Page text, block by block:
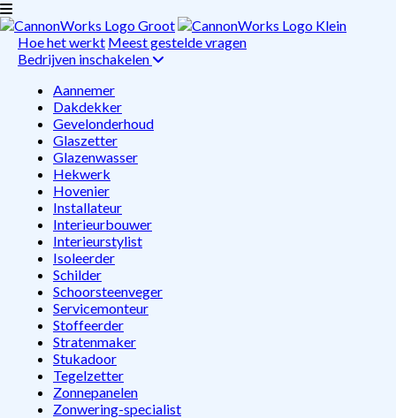
Hoe het werkt Meest gestelde vragen
Bedrijven inschakelen
Aannemer
Dakdekker
Gevelonderhoud
Glaszetter
Glazenwasser
Hekwerk
Hovenier
Installateur
Interieurbouwer
Interieurstylist
Isoleerder
Schilder
Schoorsteenveger
Servicemonteur
Stoffeerder
Stratenmaker
Stukadoor
Tegelzetter
Zonnepanelen
Zonwering-specialist